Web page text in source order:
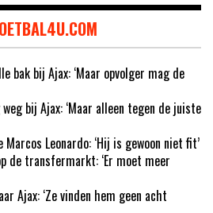
bak bij Ajax: ‘Maar opvolger mag de
bij Ajax: ‘Maar alleen tegen de juiste
Leonardo: ‘Hij is gewoon niet fit’
de transfermarkt: ‘Er moet meer
Ajax: ‘Ze vinden hem geen acht